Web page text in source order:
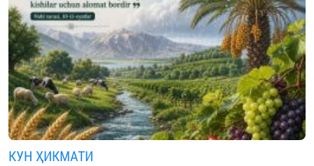
КУН ҲИКМАТИ